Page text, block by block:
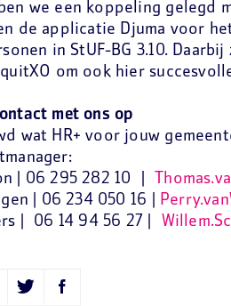
we een koppeling gelegd
de applicatie Djuma voor
in StUF-BG 3.10.
om ook hier
met ons op
wat HR+ voor jouw
| 06 295 282 10 |
| 06 234 050 16 |
| 06 14 94 56 27 |